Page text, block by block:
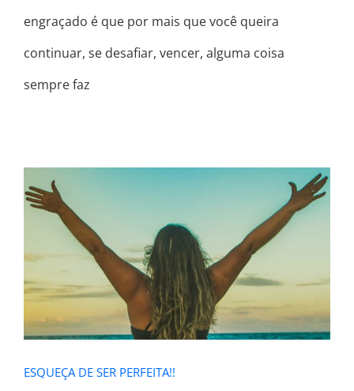
engraçado é que por mais que você queira
continuar, se desafiar, vencer, alguma coisa
sempre faz
ESQUEÇA DE SER PERFEITA!!
ESQUEÇA DE SER PERFEITA!!